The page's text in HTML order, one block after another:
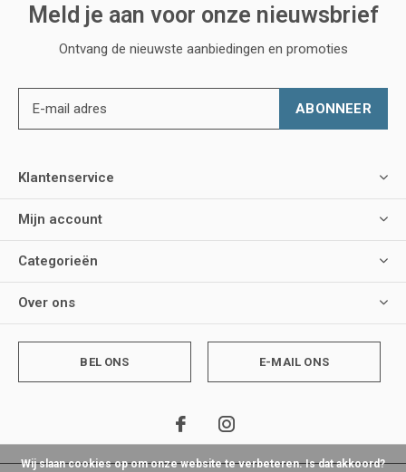
Meld je aan voor onze nieuwsbrief
Ontvang de nieuwste aanbiedingen en promoties
ABONNEER
Klantenservice
Mijn account
Categorieën
Over ons
BEL ONS E-MAIL ONS
Wij slaan cookies op om onze website te verbeteren. Is dat akkoord?